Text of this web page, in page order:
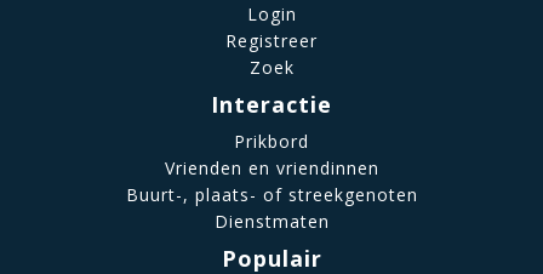
Login
Registreer
Zoek
Interactie
Prikbord
Vrienden en vriendinnen
Buurt-, plaats- of streekgenoten
Dienstmaten
Populair